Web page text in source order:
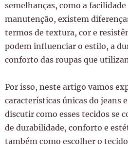
semelhanças, como a facilidade
manutenção, existem
termos de textura, cor e
podem influenciar o estilo, a
conforto das roupas que
Por isso, neste artigo vamos
características únicas do jeans
discutir como esses tecidos se
de durabilidade, conforto e
também como escolher o